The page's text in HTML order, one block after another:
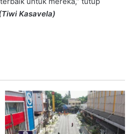
Kasavela)